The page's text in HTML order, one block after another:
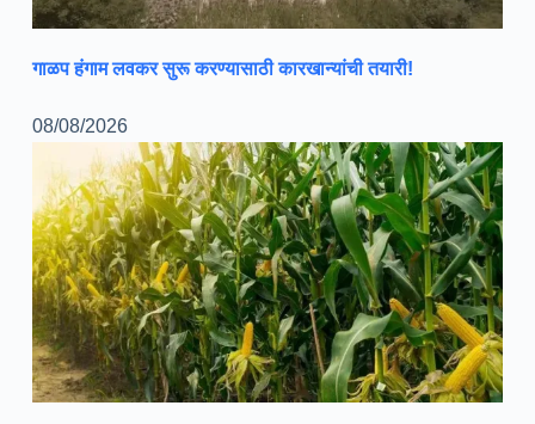
गाळप हंगाम लवकर सुरू करण्यासाठी कारखान्यांची तयारी!
08/08/2026